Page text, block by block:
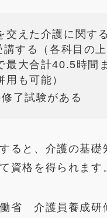
交えた介護に関す
する（各科目の
最大合計40.5時間
用も可能）
了試験がある
ると、介護の基礎
資格を得られます
働省 介護員養成研